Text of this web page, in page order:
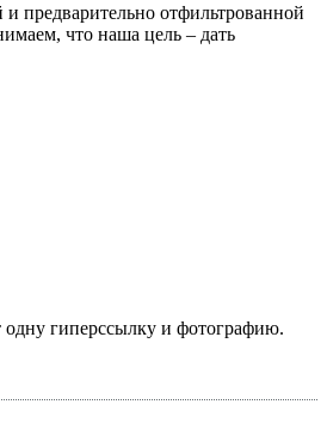
предварительно отфильтрованной
что наша цель – дать
одну гиперссылку и фотографию.